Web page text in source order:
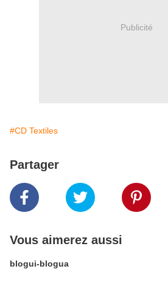
Publicité
#CD Textiles
Partager
Vous aimerez aussi
blogui-blogua